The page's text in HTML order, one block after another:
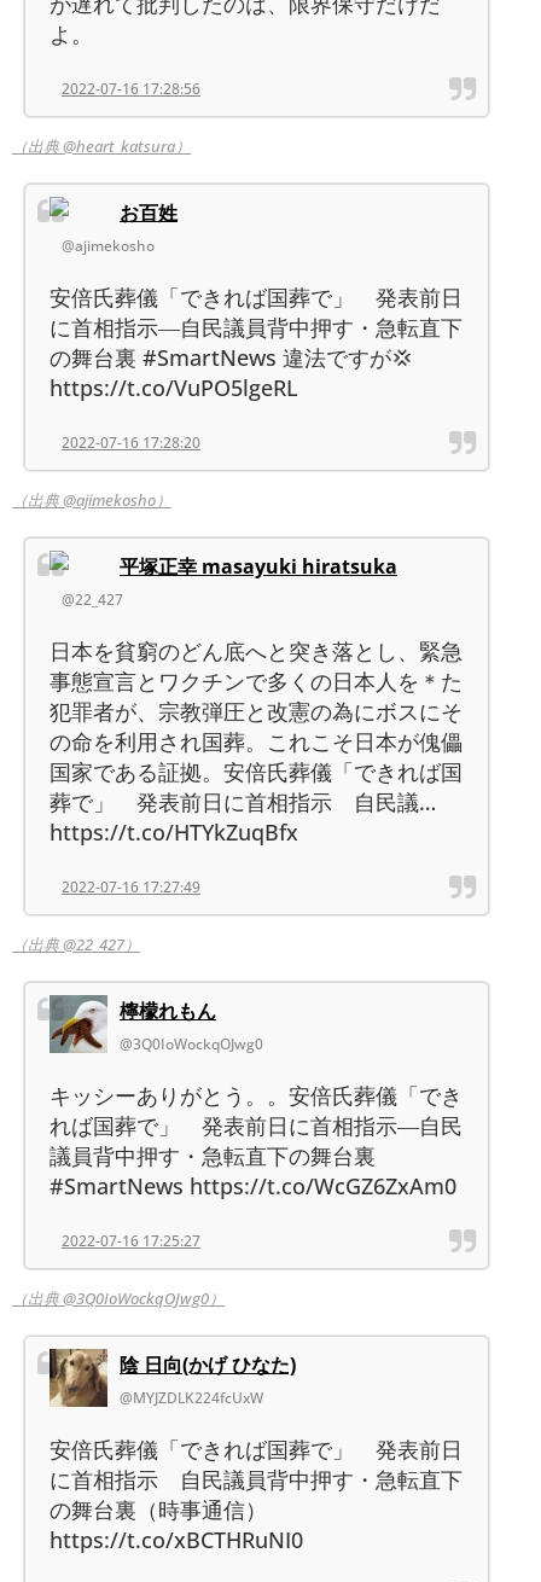
よ。
2022-07-16 17:28:56
（出典 @heart_katsura）
お百姓
@ajimekosho
安倍氏葬儀「できれば国葬で」 発表前日
に首相指示―自民議員背中押す・急転直下
の舞台裏 #SmartNews 違法ですが💢
https://t.co/VuPO5lgeRL
2022-07-16 17:28:20
（出典 @ajimekosho）
平塚正幸 masayuki hiratsuka
@22_427
日本を貧窮のどん底へと突き落とし、緊急
事態宣言とワクチンで多くの日本人を＊た
犯罪者が、宗教弾圧と改憲の為にボスにそ
の命を利用され国葬。これこそ日本が傀儡
国家である証拠。安倍氏葬儀「できれば国
葬で」 発表前日に首相指示 自民議…
https://t.co/HTYkZuqBfx
2022-07-16 17:27:49
（出典 @22_427）
檸檬れもん
@3Q0IoWockqOJwg0
キッシーありがとう。。安倍氏葬儀「でき
れば国葬で」 発表前日に首相指示―自民
議員背中押す・急転直下の舞台裏
#SmartNews https://t.co/WcGZ6ZxAm0
2022-07-16 17:25:27
（出典 @3Q0IoWockqOJwg0）
陰 日向(かげ ひなた)
@MYJZDLK224fcUxW
安倍氏葬儀「できれば国葬で」 発表前日
に首相指示 自民議員背中押す・急転直下
の舞台裏（時事通信）
https://t.co/xBCTHRuNI0